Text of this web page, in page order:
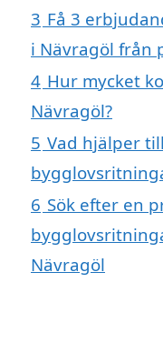
3 Få 3
i Nävragöl från
4 Hur mycket
Nävragöl?
5 Vad hjälper
6 Sök efter en
Nävragöl